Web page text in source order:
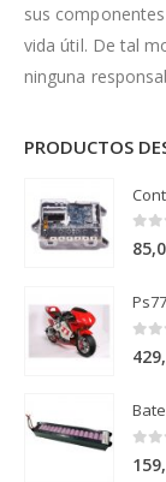
sus
vida útil. De tal
ninguna
PRODUCTOS
0
0